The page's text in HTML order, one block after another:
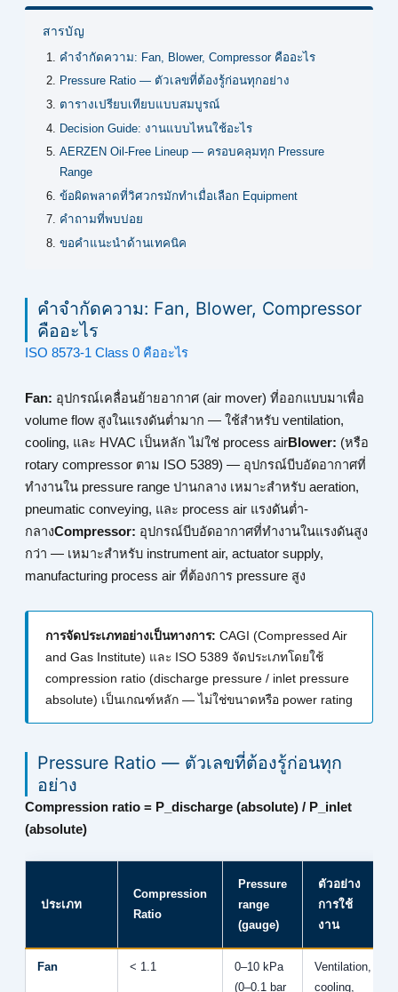
สารบัญ
คำจำกัดความ: Fan, Blower, Compressor คืออะไร
Pressure Ratio — ตัวเลขที่ต้องรู้ก่อนทุกอย่าง
ตารางเปรียบเทียบแบบสมบูรณ์
Decision Guide: งานแบบไหนใช้อะไร
AERZEN Oil-Free Lineup — ครอบคลุมทุก Pressure
Range
ข้อผิดพลาดที่วิศวกรมักทำเมื่อเลือก Equipment
คำถามที่พบบ่อย
ขอคำแนะนำด้านเทคนิค
คำจำกัดความ: Fan, Blower, Compressor
คืออะไร
ISO 8573-1 Class 0 คืออะไร
Fan: อุปกรณ์เคลื่อนย้ายอากาศ (air mover) ที่ออกแบบมาเพื่อ
volume flow สูงในแรงดันต่ำมาก — ใช้สำหรับ ventilation,
cooling, และ HVAC เป็นหลัก ไม่ใช่ process airBlower: (หรือ
rotary compressor ตาม ISO 5389) — อุปกรณ์บีบอัดอากาศที่
ทำงานใน pressure range ปานกลาง เหมาะสำหรับ aeration,
pneumatic conveying, และ process air แรงดันต่ำ-
กลางCompressor: อุปกรณ์บีบอัดอากาศที่ทำงานในแรงดันสูง
กว่า — เหมาะสำหรับ instrument air, actuator supply,
manufacturing process air ที่ต้องการ pressure สูง
การจัดประเภทอย่างเป็นทางการ: CAGI (Compressed Air
and Gas Institute) และ ISO 5389 จัดประเภทโดยใช้
compression ratio (discharge pressure / inlet pressure
absolute) เป็นเกณฑ์หลัก — ไม่ใช่ขนาดหรือ power rating
Pressure Ratio — ตัวเลขที่ต้องรู้ก่อนทุก
อย่าง
Compression ratio = P_discharge (absolute) / P_inlet
(absolute)
ประเภท
Compression
Ratio
Pressure
range
(gauge)
ตัวอย่าง
การใช้
งาน
Fan < 1.1
0–10 kPa
(0–0.1 bar
Ventilation,
cooling,